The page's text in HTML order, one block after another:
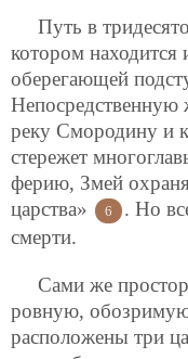
Путь в
котором
оберегающей
реку Смородину и
стережет
ферию, Змей
царства»
6
. Но
смерти.
Сами же
ровную,
расположены три